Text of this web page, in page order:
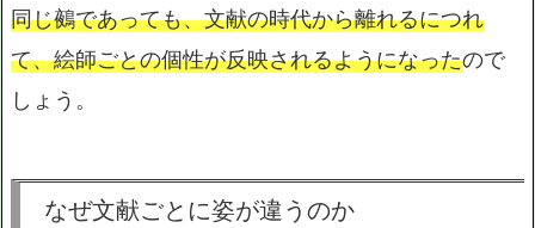
同じ鵺であっても、文献の時代から離れるにつれ
て、絵師ごとの個性が反映されるようになったので
しょう。
なぜ文献ごとに姿が違うのか